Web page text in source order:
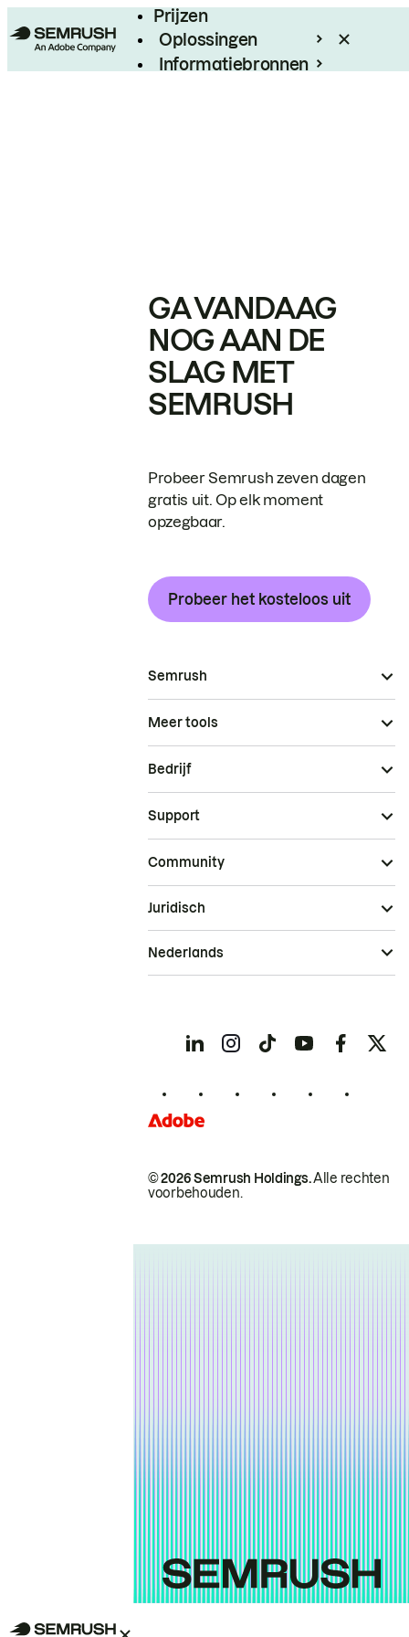
Prijzen
Oplossingen
Informatiebronnen
GA VANDAAG
NOG AAN DE
SLAG MET
SEMRUSH
Probeer Semrush zeven dagen
gratis uit. Op elk moment
opzegbaar.
Probeer het kosteloos uit
Semrush
Meer tools
Bedrijf
Support
Community
© 2026 Semrush Holdings.Alle rechten
voorbehouden.
Juridisch
Nederlands